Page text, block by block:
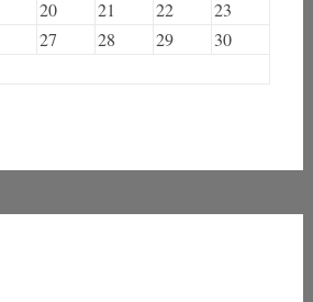
20 21 22
23
27 28 29
30